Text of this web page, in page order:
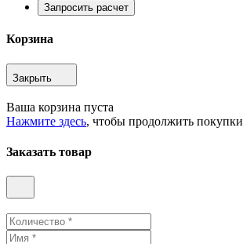
Запросить расчет
Корзина
Закрыть
Ваша корзина пуста
Нажмите здесь, чтобы продолжить покупки
Заказать товар